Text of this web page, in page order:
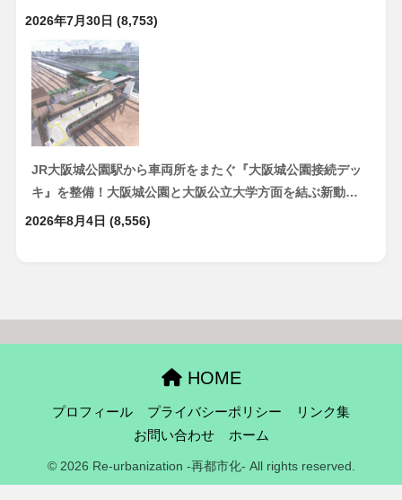
2026年7月30日 (8,753)
JR大阪城公園駅から車両所をまたぐ『大阪城公園接続デッ
キ』を整備！大阪城公園と大阪公立大学方面を結ぶ新動…
2026年8月4日 (8,556)
HOME
プロフィール プライバシーポリシー
リンク集
お問い合わせ
ホーム
© 2026 Re-urbanization -再都市化- All rights reserved.